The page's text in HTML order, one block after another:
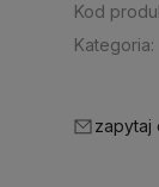
Kod
Kategoria:
zapytaj